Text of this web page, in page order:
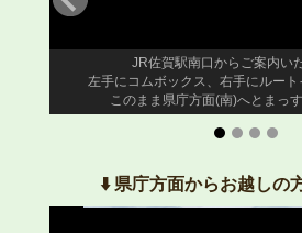
JR佐賀駅南口からご案内い
左手にコムボックス、右手にルート
このまま県庁方面(南)へとまっ
⬇️ 県庁方面からお越しの